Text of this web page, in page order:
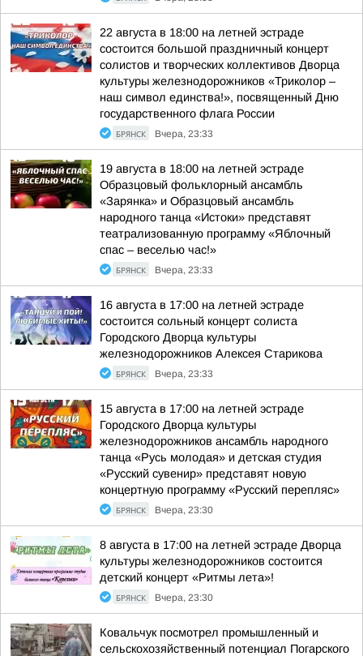
22 августа в 18:00 на летней эстраде
состоится большой праздничный концерт
солистов и творческих коллективов Дворца
культуры железнодорожников «Триколор –
наш символ единства!», посвященный Дню
государственного флага России
БРЯНСК Вчера, 23:33
19 августа в 18:00 на летней эстраде
Образцовый фольклорный ансамбль
«Зарянка» и Образцовый ансамбль
народного танца «Истоки» представят
театрализованную программу «Яблочный
спас – веселью час!»
БРЯНСК Вчера, 23:33
16 августа в 17:00 на летней эстраде
состоится сольный концерт солиста
Городского Дворца культуры
железнодорожников Алексея Старикова
БРЯНСК Вчера, 23:33
15 августа в 17:00 на летней эстраде
Городского Дворца культуры
железнодорожников ансамбль народного
танца «Русь молодая» и детская студия
«Русский сувенир» представят новую
концертную программу «Русский перепляс»
БРЯНСК Вчера, 23:30
8 августа в 17:00 на летней эстраде Дворца
культуры железнодорожников состоится
детский концерт «Ритмы лета»!
БРЯНСК Вчера, 23:30
Ковальчук посмотрел промышленный и
сельскохозяйственный потенциал Погарского